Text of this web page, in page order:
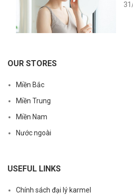
OUR STORES
Miền Bắc
Miền Trung
Miền Nam
Nước ngoài
USEFUL LINKS
Chính sách đại lý karmel